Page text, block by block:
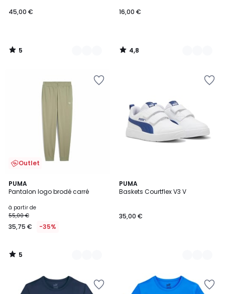
45,00 €
5
/
16,00 €
4,8
/
Outlet
PUMA
Pantalon logo brodé carré
à partir de
55,00 €
35,75 € -35%
5
/
3
Couleurs
5
/
PUMA
Baskets Courtflex V3 V
35,00 €
2
Couleurs